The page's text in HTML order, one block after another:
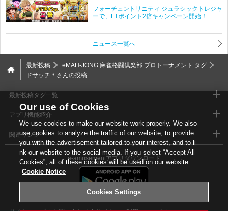
フォーチュントリニティ ジュラシックトレジャ
ーで、FTポイント2倍キャンペーン開始！
ニュース一覧へ
最新投稿
eMAH-JONG 麻雀格闘倶楽部 プロトーナメント タグ
ドサッチ＊さんの投稿
最新投稿タグ一覧
アプリ機能紹介
関連リンク
e-amusementアプリダウンロード
Our use of Cookies
We use cookies to make our website work properly. We also
use cookies to analyze the traffic of our website, to provide
you with the advertisement tailored to your interest, and to li
nk our website to the social media. If you select “Accept All
Cookies”, all of these cookies will be used on our website.
Cookie Notice
Cookies Settings